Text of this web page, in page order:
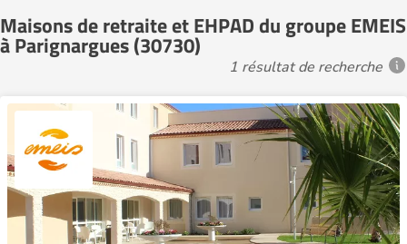
Maisons de retraite et EHPAD du groupe EMEIS
à Parignargues (30730)
1 résultat de recherche